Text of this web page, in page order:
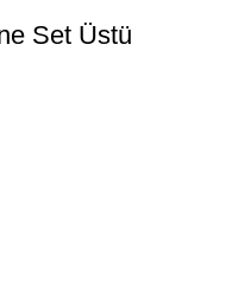
Set Üstü